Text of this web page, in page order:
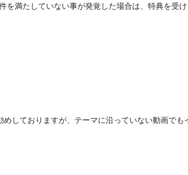
を満たしていない事が発覚した場合は、特典を受
しておりますが、テーマに沿っていない動画でも